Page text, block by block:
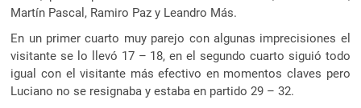
Martín Pascal, Ramiro Paz y Leandro Más.
En un primer cuarto muy parejo con algunas imprecisiones el
visitante se lo llevó 17 – 18, en el segundo cuarto siguió todo
igual con el visitante más efectivo en momentos claves pero
Luciano no se resignaba y estaba en partido 29 – 32.